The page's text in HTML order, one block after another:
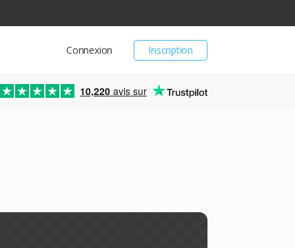
Inscription
Connexion
10,220 avis sur